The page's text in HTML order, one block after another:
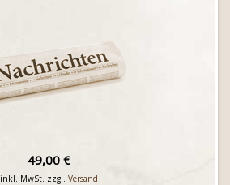
49,00 €
inkl. MwSt. zzgl. Versand